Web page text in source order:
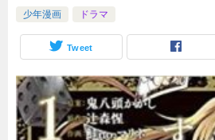
少年漫画
ドラマ
Tweet